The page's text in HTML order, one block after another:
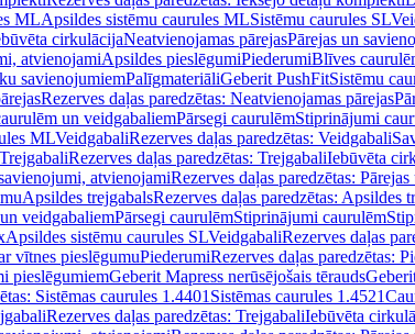
MLApsildes sistēmu caurules MLSistēmu caurules SL
cirkulācijaNeatvienojamas pārejasPārejas un
atvienojamiApsildes pieslēgumiPiederumiBlīves
savienojumiemPalīgmateriāliGeberit PushFitSistēmu
Rezerves daļas paredzētas: Neatvienojamas pārejas
un veidgabaliemPārsegi caurulēmStiprinājumi
MLVeidgabaliRezerves daļas paredzētas: Veidgabali
TrejgabaliRezerves daļas paredzētas: TrejgabaliIebūvēta
atvienojamiRezerves daļas paredzētas:
Apsildes trejgabalsRezerves daļas paredzētas: Apsildes
veidgabaliemPārsegi caurulēmStiprinājumi caurulēm
Apsildes sistēmu caurules SLVeidgabaliRezerves daļas
vītnes pieslēgumuPiederumiRezerves daļas paredzētas:
pieslēgumiemGeberit Mapress nerūsējošais tērauds
Sistēmas caurules 1.4401 Sistēmas caurules 1.4521
Rezerves daļas paredzētas: TrejgabaliIebūvēta